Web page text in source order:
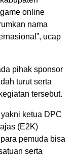
online
nama
ucap
pihak sponsor
turut serta
tersebut.
ketua DPC
(E2K)
pemuda bisa
serta